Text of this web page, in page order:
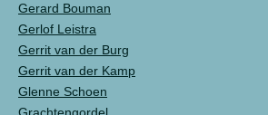
Gerard Bouman
Gerlof Leistra
Gerrit van der Burg
Gerrit van der Kamp
Glenne Schoen